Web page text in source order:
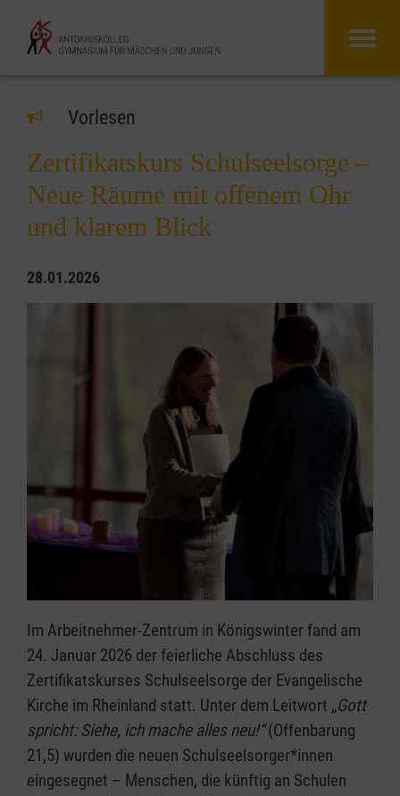
Vorlesen
Zertifikatskurs Schulseelsorge –
Neue Räume mit offenem Ohr
und klarem Blick
28.01.2026
Im Arbeitnehmer-Zentrum in Königswinter fand am
24. Januar 2026 der feierliche Abschluss des
Zertifikatskurses Schulseelsorge der Evangelische
Kirche im Rheinland statt. Unter dem Leitwort „Gott
spricht: Siehe, ich mache alles neu!“(Offenbarung
21,5) wurden die neuen Schulseelsorger*innen
eingesegnet – Menschen, die künftig an Schulen